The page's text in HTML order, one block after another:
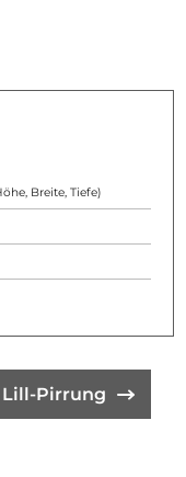
Breite, Tiefe)
Pirrung